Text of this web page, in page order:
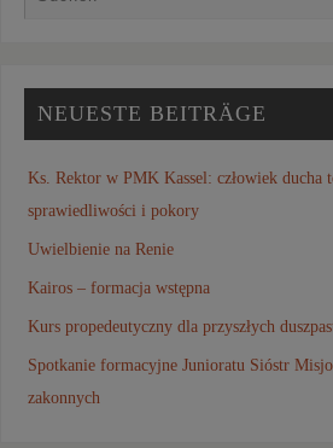
NEUESTE BEITRÄGE
Ks. Rektor w PMK Kassel: człowiek ducha
sprawiedliwości i pokory
Uwielbienie na Renie
Kairos – formacja wstępna
Kurs propedeutyczny dla przyszłych
Spotkanie formacyjne Junioratu Sióstr
zakonnych